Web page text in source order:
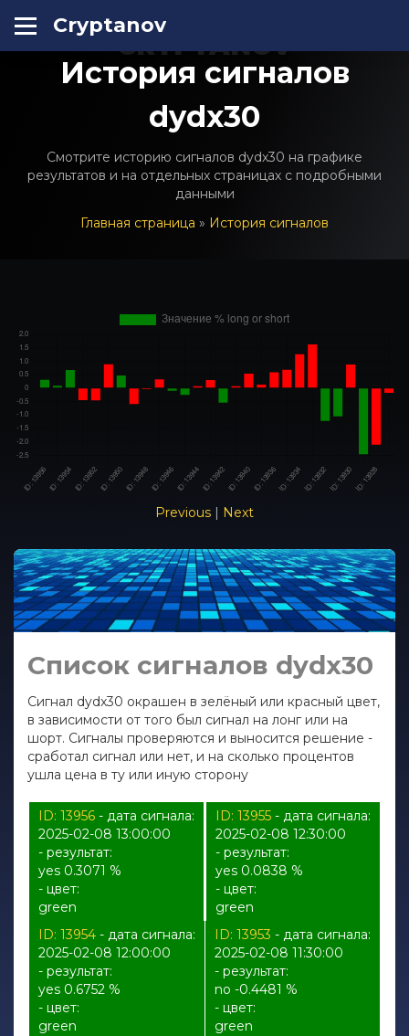
Cryptanov
CRYPTANOV
История сигналов
dydx30
Смотрите историю сигналов dydx30 на графике
результатов и на отдельных страницах с подробными
данными
Главная страница » История сигналов
Previous | Next
Список сигналов dydx30
Сигнал dydx30 окрашен в зелёный или красный цвет,
в зависимости от того был сигнал на лонг или на
шорт. Сигналы проверяются и выносится решение -
сработал сигнал или нет, и на сколько процентов
ушла цена в ту или иную сторону
ID: 13956 - дата сигнала:
2025-02-08 13:00:00
- результат:
yes 0.3071 %
- цвет:
green
ID: 13955- дата сигнала:
2025-02-08 12:30:00
- результат:
yes 0.0838 %
- цвет:
green
ID: 13954- дата сигнала:
2025-02-08 12:00:00
- результат:
yes 0.6752 %
- цвет:
green
ID: 13953 - дата сигнала:
2025-02-08 11:30:00
- результат:
no -0.4481 %
- цвет:
green